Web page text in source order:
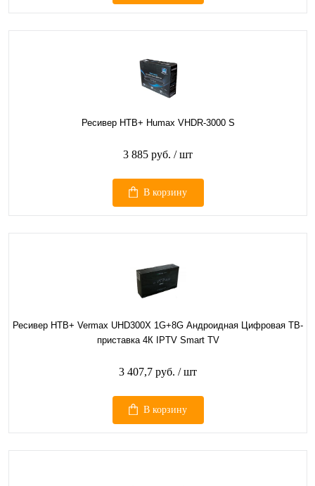
Ресивер НТВ+ Humax VHDR-3000 S
3 885 руб. / шт
В корзину
Ресивер НТВ+ Vermax UHD300X 1G+8G Андроидная Цифровая ТВ-
приставка 4К IPTV Smart TV
3 407,7 руб. / шт
В корзину